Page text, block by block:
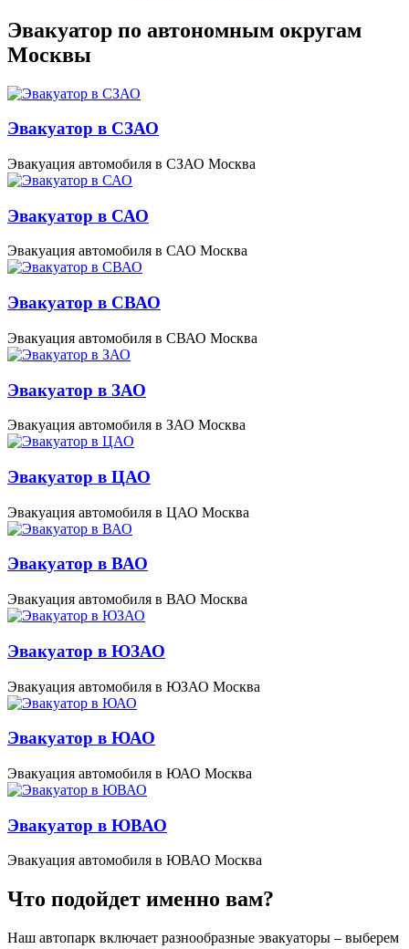
Эвакуатор по автономным округам
Москвы
Эвакуатор в СЗАО
Эвакуация автомобиля в СЗАО Москва
Эвакуатор в САО
Эвакуация автомобиля в САО Москва
Эвакуатор в СВАО
Эвакуация автомобиля в СВАО Москва
Эвакуатор в ЗАО
Эвакуация автомобиля в ЗАО Москва
Эвакуатор в ЦАО
Эвакуация автомобиля в ЦАО Москва
Эвакуатор в ВАО
Эвакуация автомобиля в ВАО Москва
Эвакуатор в ЮЗАО
Эвакуация автомобиля в ЮЗАО Москва
Эвакуатор в ЮАО
Эвакуация автомобиля в ЮАО Москва
Эвакуатор в ЮВАО
Эвакуация автомобиля в ЮВАО Москва
Что подойдет именно вам?
Наш автопарк включает разнообразные эвакуаторы – выберем